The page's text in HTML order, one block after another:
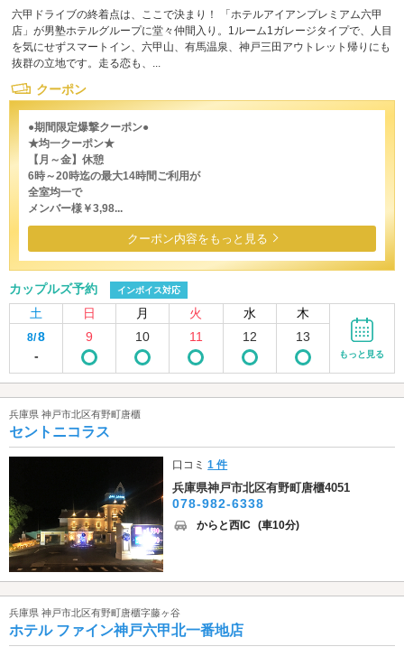
六甲ドライブの終着点は、ここで決まり！ 「ホテルアイアンプレミアム六甲
店」が男塾ホテルグループに堂々仲間入り。1ルーム1ガレージタイプで、人目
を気にせずスマートイン、六甲山、有馬温泉、神戸三田アウトレット帰りにも
抜群の立地です。走る恋も、...
クーポン
●期間限定爆撃クーポン●
★均一クーポン★
【月～金】休憩
6時～20時迄の最大14時間ご利用が
全室均一で
メンバー様￥3,98...
クーポン内容をもっと見る
カップルズ予約 インボイス対応
土 日 月 火 水 木
8/8
-
9 10 11 12 13
もっと見る
兵庫県 神戸市北区有野町唐櫃
セントニコラス
口コミ1 件
兵庫県神戸市北区有野町唐櫃4051
078-982-6338
からと西IC (車10分)
兵庫県 神戸市北区有野町唐櫃字藤ヶ谷
ホテル ファイン神戸六甲北一番地店